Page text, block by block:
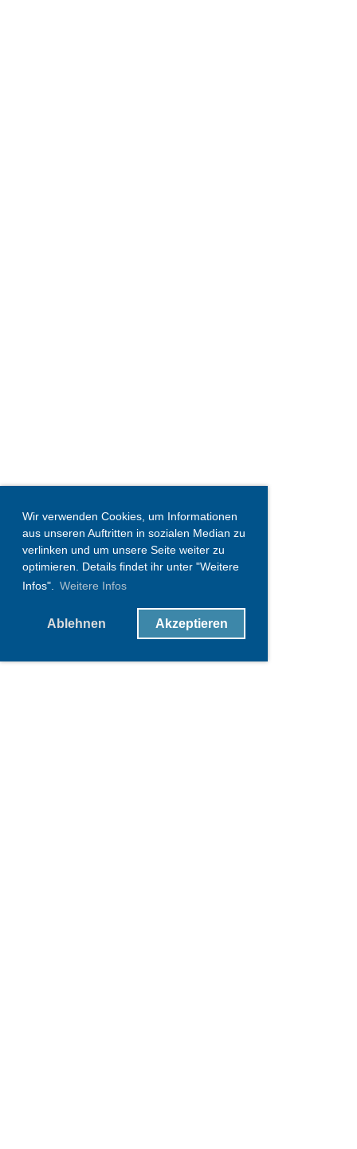
Wir verwenden Cookies, um Informationen
aus unseren Auftritten in sozialen Median zu
verlinken und um unsere Seite weiter zu
optimieren. Details findet ihr unter "Weitere
Infos". Weitere Infos
Ablehnen Akzeptieren